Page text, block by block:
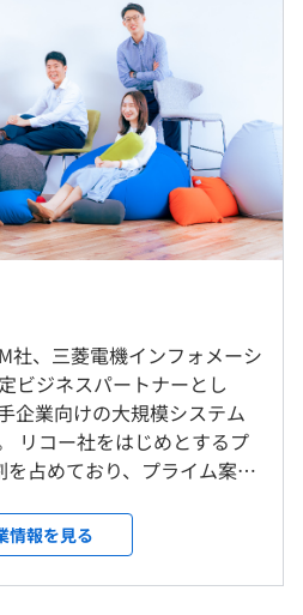
ークを行う場所を含む）
事項
策：あり
証するものではありません）
時間7.5時間）
）
社、三菱電機インフォメーシ
ビジネスパートナーとし
企業向けの大規模システム
リコー社をはじめとするプ
占めており、プライム案件
を通じ、さらなる成長企業
。 事業の側面では、プライ
情報を見る